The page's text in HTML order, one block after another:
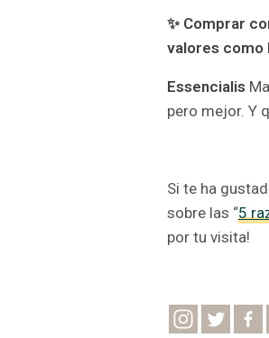
✨ Comprar
valores como
Essencialis
pero mejor. Y
Si te ha
sobre las “5
por tu visita!